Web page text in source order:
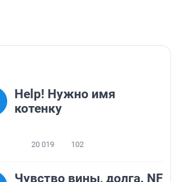
Help! Нужно имя
котенку
20 019 102
Чувство вины, долга. NF